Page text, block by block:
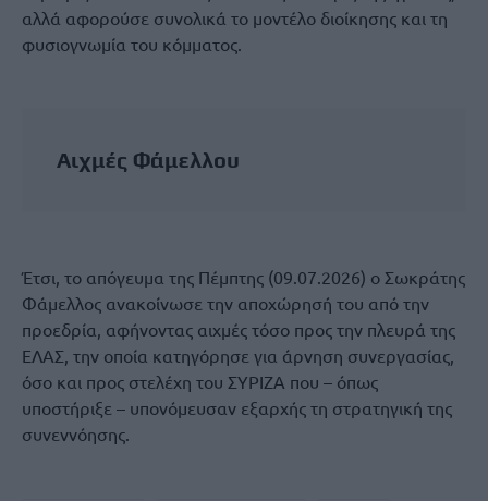
αλλά αφορούσε συνολικά το μοντέλο διοίκησης και τη
φυσιογνωμία του κόμματος.
Αιχμές Φάμελλου
Έτσι, το απόγευμα της Πέμπτης (09.07.2026) ο Σωκράτης
Φάμελλος ανακοίνωσε την αποχώρησή του από την
προεδρία, αφήνοντας αιχμές τόσο προς την πλευρά της
ΕΛΑΣ, την οποία κατηγόρησε για άρνηση συνεργασίας,
όσο και προς στελέχη του ΣΥΡΙΖΑ που – όπως
υποστήριξε – υπονόμευσαν εξαρχής τη στρατηγική της
συνεννόησης.